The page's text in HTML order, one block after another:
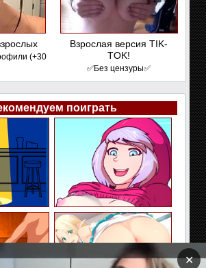
(+30
Взрослая версия TIK-
TOK!
✅Без цензуры✅
поиграть
✕